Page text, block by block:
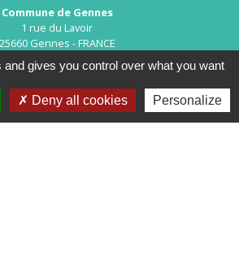
Commune de Gennes
1 rue du Lavoir
25660 Gennes - FRANCE
+33 3 81 55 75 32
d’ouverture au public :
gives you control over what you want
Deny all cookies Personalize